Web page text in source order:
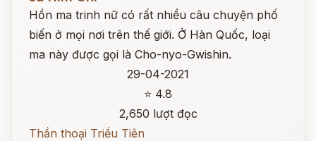
Hồn ma trinh nữ có rất nhiều câu chuyện phố
biến ở mọi nơi trên thế giới. Ở Hàn Quốc, loại
ma này được gọi là Cho-nyo-Gwishin.
29-04-2021
⭐ 4.8
2,650 lượt đọc
Thần thoại Triều Tiên